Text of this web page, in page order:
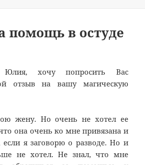
помощь в остуде
Юлия, хочу попросить Вас
отзыв на вашу магическую
жену. Но очень не хотел ее
она очень ко мне привязана и
если я заговорю о разводе. Но и
не хотел. Не знал, что мне